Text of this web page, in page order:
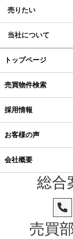
売りたい
当社について
トップページ
売買物件検索
採用情報
お客様の声
会社概要
総合
売買